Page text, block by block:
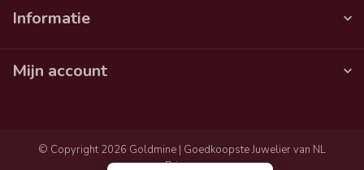
Informatie
Mijn account
© Copyright 2026 Goldmine | Goedkoopste Juwelier van NL
Privacy